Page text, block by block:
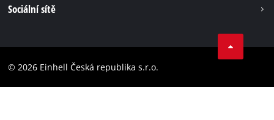
Prohlášení o přístupnosti
Sociální sítě
Instagram
© 2026 Einhell Česká republika s.r.o.